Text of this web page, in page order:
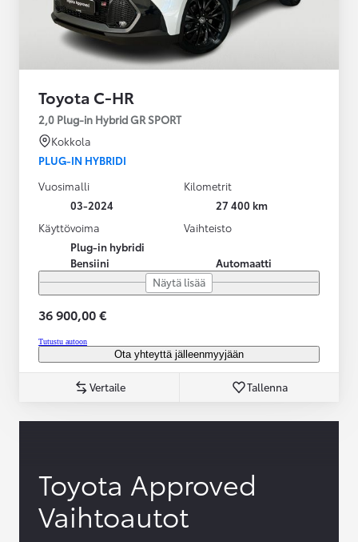
Toyota C-HR
2,0 Plug-in Hybrid GR SPORT
Kokkola
PLUG-IN HYBRIDI
Vuosimalli
03-2024
Kilometrit
27 400 km
Käyttövoima
Plug-in hybridi
Bensiini
Vaihteisto
Automaatti
Näytä lisää
36 900,00 €
Tutustu autoon
Ota yhteyttä jälleenmyyjään
Vertaile Tallenna
Toyota Approved
Vaihtoautot